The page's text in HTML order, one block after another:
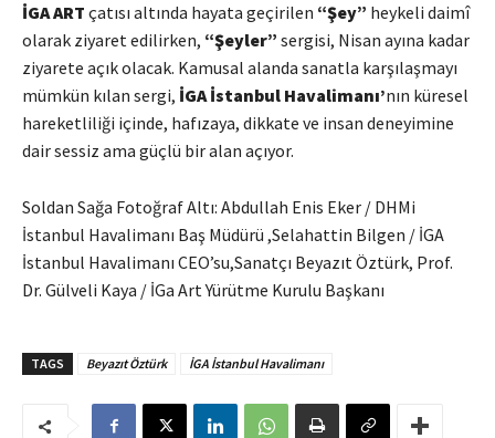
İGA ART çatısı altında hayata geçirilen “Şey” heykeli daimî
olarak ziyaret edilirken, “Şeyler” sergisi, Nisan ayına kadar
ziyarete açık olacak. Kamusal alanda sanatla karşılaşmayı
mümkün kılan sergi, İGA İstanbul Havalimanı’nın küresel
hareketliliği içinde, hafızaya, dikkate ve insan deneyimine
dair sessiz ama güçlü bir alan açıyor.
Soldan Sağa Fotoğraf Altı: Abdullah Enis Eker / DHMi
İstanbul Havalimanı Baş Müdürü ,Selahattin Bilgen / İGA
İstanbul Havalimanı CEO’su,Sanatçı Beyazıt Öztürk, Prof.
Dr. Gülveli Kaya / İGa Art Yürütme Kurulu Başkanı
TAGS Beyazıt Öztürk İGA İstanbul Havalimanı